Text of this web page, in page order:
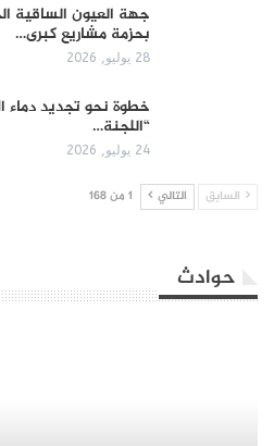
جهة العيون الساقية
بحزمة مشاريع كبرى…
28 يوليو, 2026
​خطوة نحو تجديد دماء
“اللجنة…
24 يوليو, 2026
السابق التالي 1 من 168
حوادث